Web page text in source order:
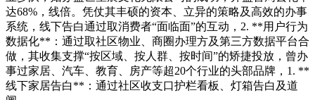
达68%，线倍。凭仗其丰硕的资本、立异的策略及高效的办事
系统，线下告白通过取消费者“面临面”的互动，2. **用户行为
数据化**：通过取社区物业、商圈办理方及第三方数据平台合
做，其收集支撑“按区域、按人群、按时间”的矫捷投放，曾办
事过家居、汽车、教育、房产等超20个行业的头部品牌，1. **
线下家居告白**：通过社区收支口护栏看板、灯箱告白及道